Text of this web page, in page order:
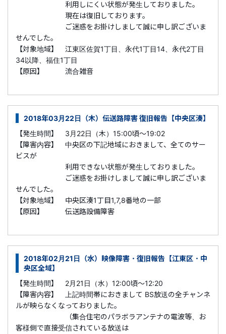
利用しにくい状態が発生しておりました。
現在は復旧しております。
ご迷惑をお掛けしまして誠に申し訳ございま
せんでした。
【対象地域】 江東区佐賀1丁目、永代1丁目14、永代2丁目
34以降、福住1丁目
【原因】 流合雑音
2018年03月22日（木）伝送路障害 復旧報告【中央区湊】
【発生時間】 3月22日（木）15:00頃～19:02
【障害内容】 中央区の下記地域におきまして、全てのサー
ビスが
利用できない状態が発生しておりました。
ご迷惑をお掛けしまして誠に申し訳ございま
せんでした。
【対象地域】 中央区湊1丁目1,7,8番地の一部
【原因】 伝送路設備障害
2018年02月21日（水）映像障害・復旧報告【江東区・中
央区全域】
【発生時間】 2月21日（水）12:00頃～12:20
【障害内容】 上記時間帯におきまして BS放送の全チャンネ
ルが映らなくなっておりました。
（集合住宅のパラボラアンテナの電波等、お
客様側で直接受信されている放送は